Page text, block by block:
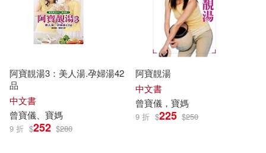
阿寶靚湯3：美人湯.孕婦湯42
品
中文書
曾寶儀
寶媽
9 折 $252 $280
阿寶靚湯
中文書
曾寶儀 ， 寶媽
9 折 $225 $250